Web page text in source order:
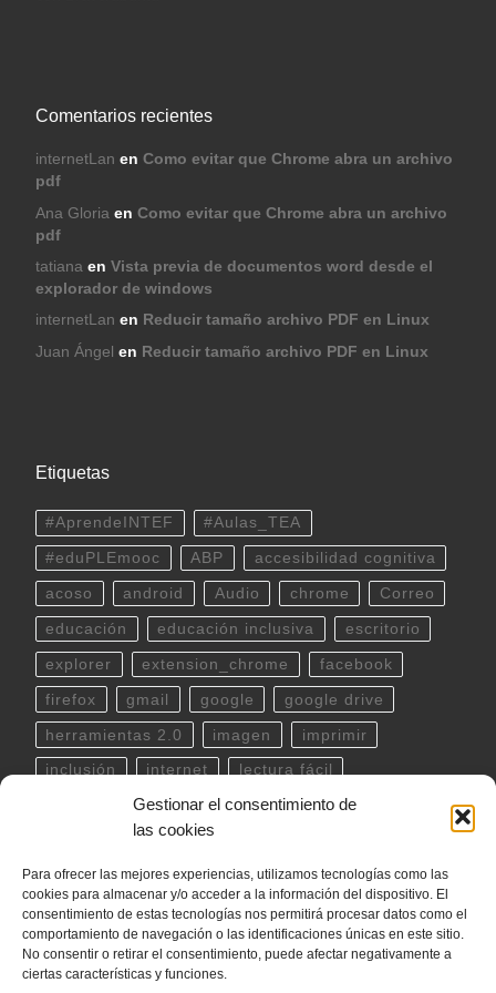
Gestionar el consentimiento de
las cookies
Para ofrecer las mejores experiencias, utilizamos tecnologías como las
cookies para almacenar y/o acceder a la información del dispositivo. El
consentimiento de estas tecnologías nos permitirá procesar datos como el
comportamiento de navegación o las identificaciones únicas en este sitio.
No consentir o retirar el consentimiento, puede afectar negativamente a
ciertas características y funciones.
Comentarios recientes
internetLan en Como evitar que Chrome abra un archivo
pdf
Ana Gloria en Como evitar que Chrome abra un archivo
pdf
tatiana en Vista previa de documentos word desde el
explorador de windows
internetLan en Reducir tamaño archivo PDF en Linux
Juan Ángel en Reducir tamaño archivo PDF en Linux
Etiquetas
#AprendeINTEF #Aulas_TEA
#eduPLEmooc ABP accesibilidad cognitiva
acoso android Audio chrome Correo
educación educación inclusiva escritorio
explorer extension_chrome facebook
firefox gmail google google drive
herramientas 2.0 imagen imprimir
inclusión internet lectura fácil
linux musica outlook
powerpoint scratch
teclado Telegram terminal twitter
ubuntu video WhatsApp windows
YouTube